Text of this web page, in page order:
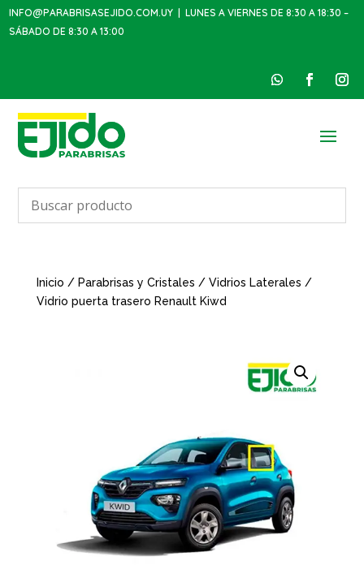
INFO@PARABRISASEJIDO.COM.UY | LUNES A VIERNES DE 8:30 A 18:30 –
SÁBADO DE 8:30 A 13:00
Inicio / Parabrisas y Cristales / Vidrios Laterales /
Vidrio puerta trasero Renault Kiwd